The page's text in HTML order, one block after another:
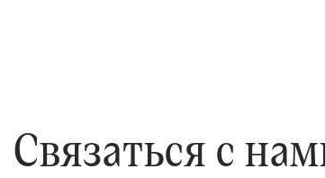
Связаться с